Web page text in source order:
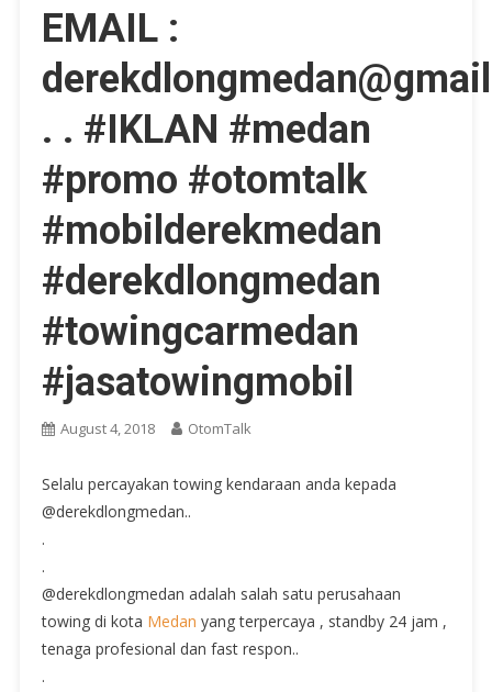
EMAIL :
. . #IKLAN #medan
#promo #otomtalk
#mobilderekmedan
#derekdlongmedan
#towingcarmedan
#jasatowingmobil
August 4, 2018 OtomTalk
Selalu percayakan towing kendaraan anda kepada
@derekdlongmedan..
.
.
@derekdlongmedan adalah salah satu perusahaan
towing di kota Medan yang terpercaya , standby 24 jam ,
tenaga profesional dan fast respon..
.